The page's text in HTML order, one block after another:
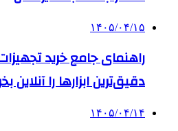
۱۴۰۵/۰۴/۱۵
راهنمای جامع خرید
دقیق‌ترین ابزارها را آنلاین
۱۴۰۵/۰۴/۱۴